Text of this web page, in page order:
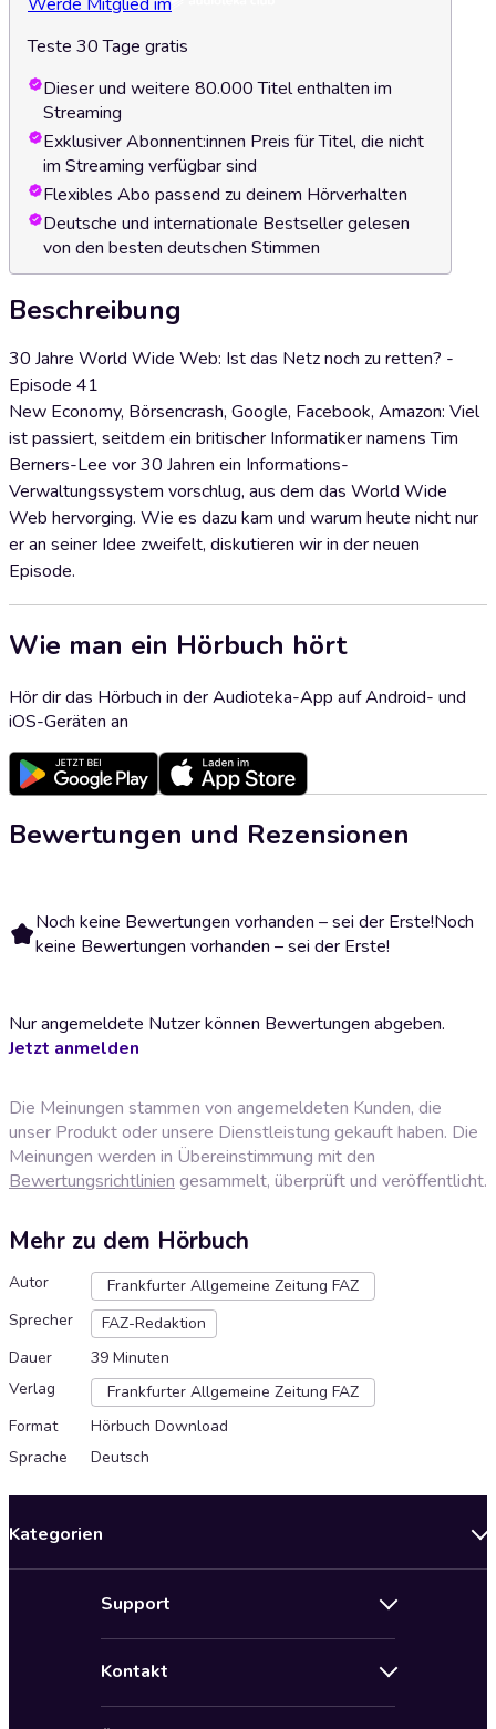
Teste 30 Tage gratis
Dieser und weitere 80.000 Titel enthalten im
Streaming
Exklusiver Abonnent:innen Preis für Titel, die nicht
im Streaming verfügbar sind
Flexibles Abo passend zu deinem Hörverhalten
Deutsche und internationale Bestseller gelesen
von den besten deutschen Stimmen
Beschreibung
30 Jahre World Wide Web: Ist das Netz noch zu retten? -
Episode 41
New Economy, Börsencrash, Google, Facebook, Amazon: Viel
ist passiert, seitdem ein britischer Informatiker namens Tim
Berners-Lee vor 30 Jahren ein Informations-
Verwaltungssystem vorschlug, aus dem das World Wide
Web hervorging. Wie es dazu kam und warum heute nicht nur
er an seiner Idee zweifelt, diskutieren wir in der neuen
Episode.
Wie man ein Hörbuch hört
Hör dir das Hörbuch in der Audioteka-App auf Android- und
iOS-Geräten an
Bewertungen und Rezensionen
Noch keine Bewertungen vorhanden – sei der Erste!Noch
keine Bewertungen vorhanden – sei der Erste!
Nur angemeldete Nutzer können Bewertungen abgeben.
Jetzt anmelden
Die Meinungen stammen von angemeldeten Kunden, die
unser Produkt oder unsere Dienstleistung gekauft haben. Die
Meinungen werden in Übereinstimmung mit den
Bewertungsrichtlinien gesammelt, überprüft und veröffentlicht.
Mehr zu dem Hörbuch
Autor
Frankfurter Allgemeine Zeitung FAZ
Sprecher
FAZ-Redaktion
Dauer
39 Minuten
Verlag
Frankfurter Allgemeine Zeitung FAZ
Format
Hörbuch Download
Sprache
Deutsch
Kategorien
Support
Kontakt